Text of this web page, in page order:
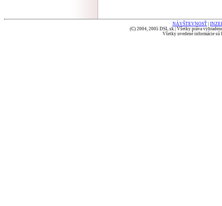
NÁVŠTEVNOSŤ
(C) 2004, 2005 DSL.sk | Všetky práva
Všetky uvedené informácie sú